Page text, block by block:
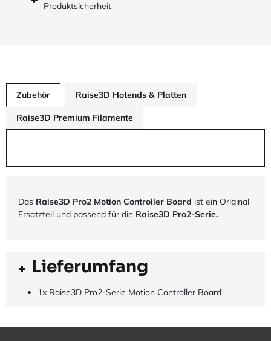
Produktsicherheit
Zubehör Raise3D Hotends & Platten
Raise3D Premium Filamente
Das Raise3D Pro2 Motion Controller Board ist ein Original
Ersatzteil und passend für die Raise3D Pro2-Serie.
Lieferumfang
1x Raise3D Pro2-Serie Motion Controller Board